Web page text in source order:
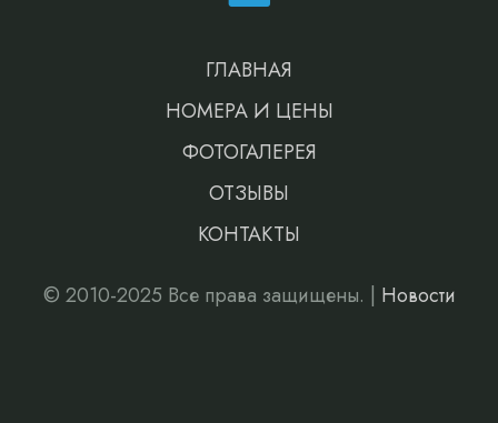
ГЛАВНАЯ
НОМЕРА И ЦЕНЫ
ФОТОГАЛЕРЕЯ
ОТЗЫВЫ
КОНТАКТЫ
© 2010-2025 Все права защищены. | Новости